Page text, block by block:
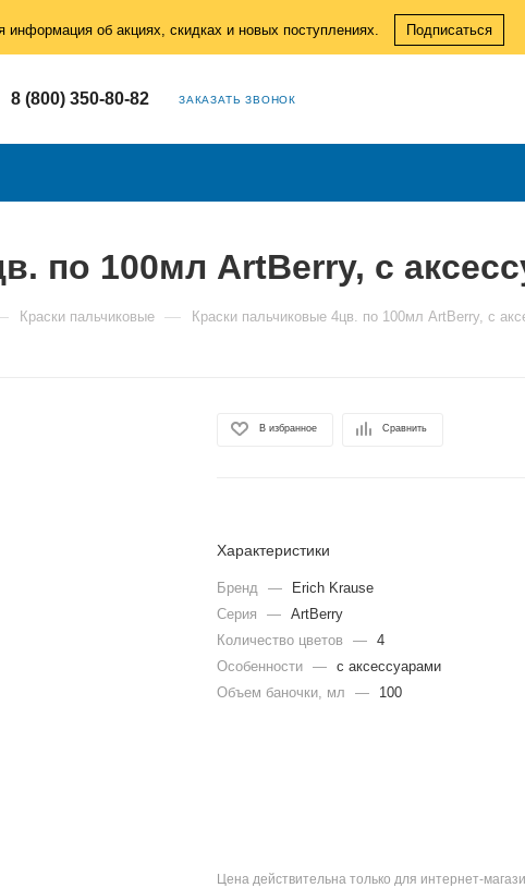
информация об акциях, скидках и новых поступлениях. Подписаться
8 (800) 350-80-82 ЗАКАЗАТЬ ЗВОНОК
по 100мл ArtBerry, с
Краски пальчиковые — Краски пальчиковые 4цв. по 100мл ArtBerry, с
В избранное Сравнить
Характеристики
Бренд —
Erich Krause
Серия
—
ArtBerry
Количество цветов
—
4
Особенности
—
с аксессуарами
Объем баночки, мл
— 100
Цена действительна только для интернет-